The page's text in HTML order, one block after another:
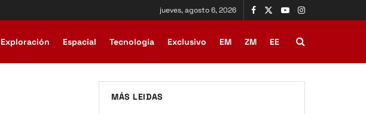
jueves, agosto 6, 2026
Exploración Espacial Tecnología Exclusivo EM ZM EE
MÁS LEIDAS